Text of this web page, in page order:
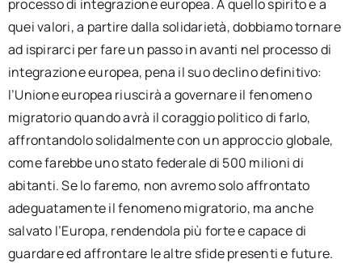
processo di integrazione europea. A quello spirito e a
quei valori, a partire dalla solidarietà, dobbiamo tornare
ad ispirarci per fare un passo in avanti nel processo di
integrazione europea, pena il suo declino definitivo:
l’Unione europea riuscirà a governare il fenomeno
migratorio quando avrà il coraggio politico di farlo,
affrontandolo solidalmente con un approccio globale,
come farebbe uno stato federale di 500 milioni di
abitanti. Se lo faremo, non avremo solo affrontato
adeguatamente il fenomeno migratorio, ma anche
salvato l’Europa, rendendola più forte e capace di
guardare ed affrontare le altre sfide presenti e future.